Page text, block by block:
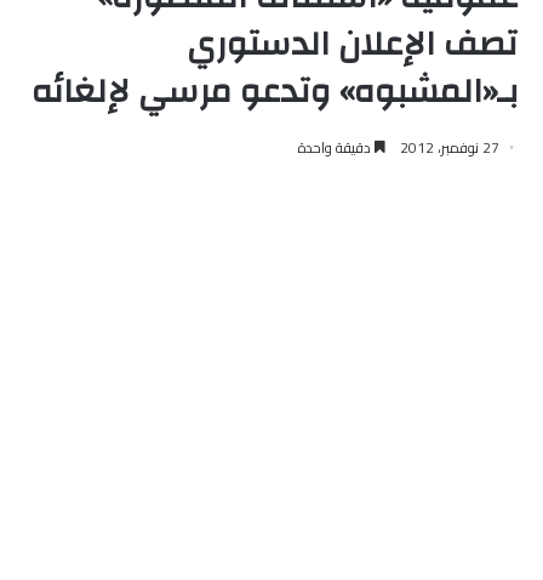
تصف الإعلان الدستوري
بـ«المشبوه» وتدعو مرسي لإلغائه
27 نوفمبر، 2012 دقيقة واحدة